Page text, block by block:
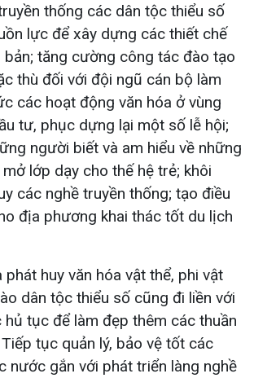
thống các dân tộc thiểu số
lực để xây dựng các thiết chế
bản; tăng cường công tác đào tạo
thù đối với đội ngũ cán bộ làm
các hoạt động văn hóa ở vùng
tư, phục dựng lại một số lễ hội;
người biết và am hiểu về những
lớp dạy cho thế hệ trẻ; khôi
các nghề truyền thống; tạo điều
địa phương khai thác tốt du lịch
huy văn hóa vật thể, phi vật
dân tộc thiểu số cũng đi liền với
tục để làm đẹp thêm các thuần
tục quản lý, bảo vệ tốt các
nước gắn với phát triển làng nghề